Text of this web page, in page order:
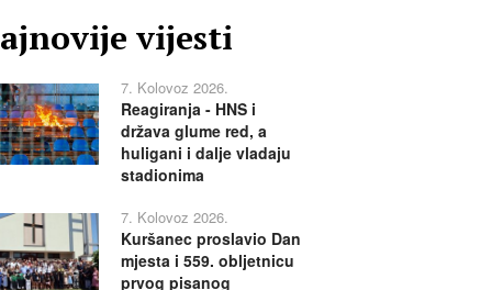
vijesti
7. Kolovoz 2026.
Reagiranja - HNS i
država glume red, a
huligani i dalje vladaju
stadionima
7. Kolovoz 2026.
Kuršanec proslavio Dan
mjesta i 559. obljetnicu
prvog pisanog